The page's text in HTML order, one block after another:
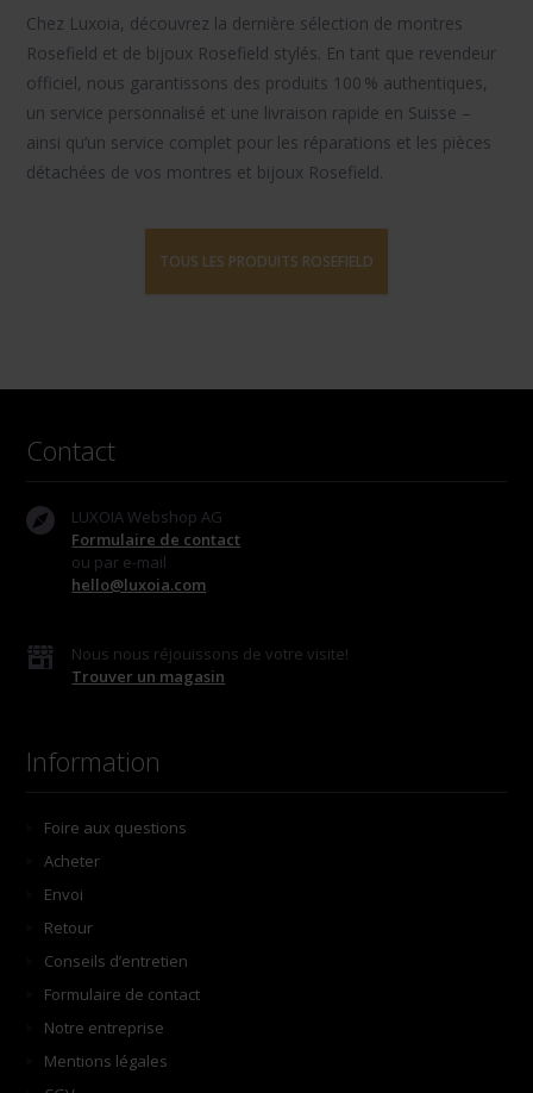
Chez Luxoia, découvrez la dernière sélection de montres
Rosefield et de bijoux Rosefield stylés. En tant que revendeur
officiel, nous garantissons des produits 100 % authentiques,
un service personnalisé et une livraison rapide en Suisse –
ainsi qu’un service complet pour les réparations et les pièces
détachées de vos montres et bijoux Rosefield.
TOUS LES PRODUITS ROSEFIELD
Contact
LUXOIA Webshop AG
Formulaire de contact
ou par e-mail
hello@luxoia.com
Nous nous réjouissons de votre visite!
Trouver un magasin
Information
Foire aux questions
Acheter
Envoi
Retour
Conseils d’entretien
Formulaire de contact
Notre entreprise
Mentions légales